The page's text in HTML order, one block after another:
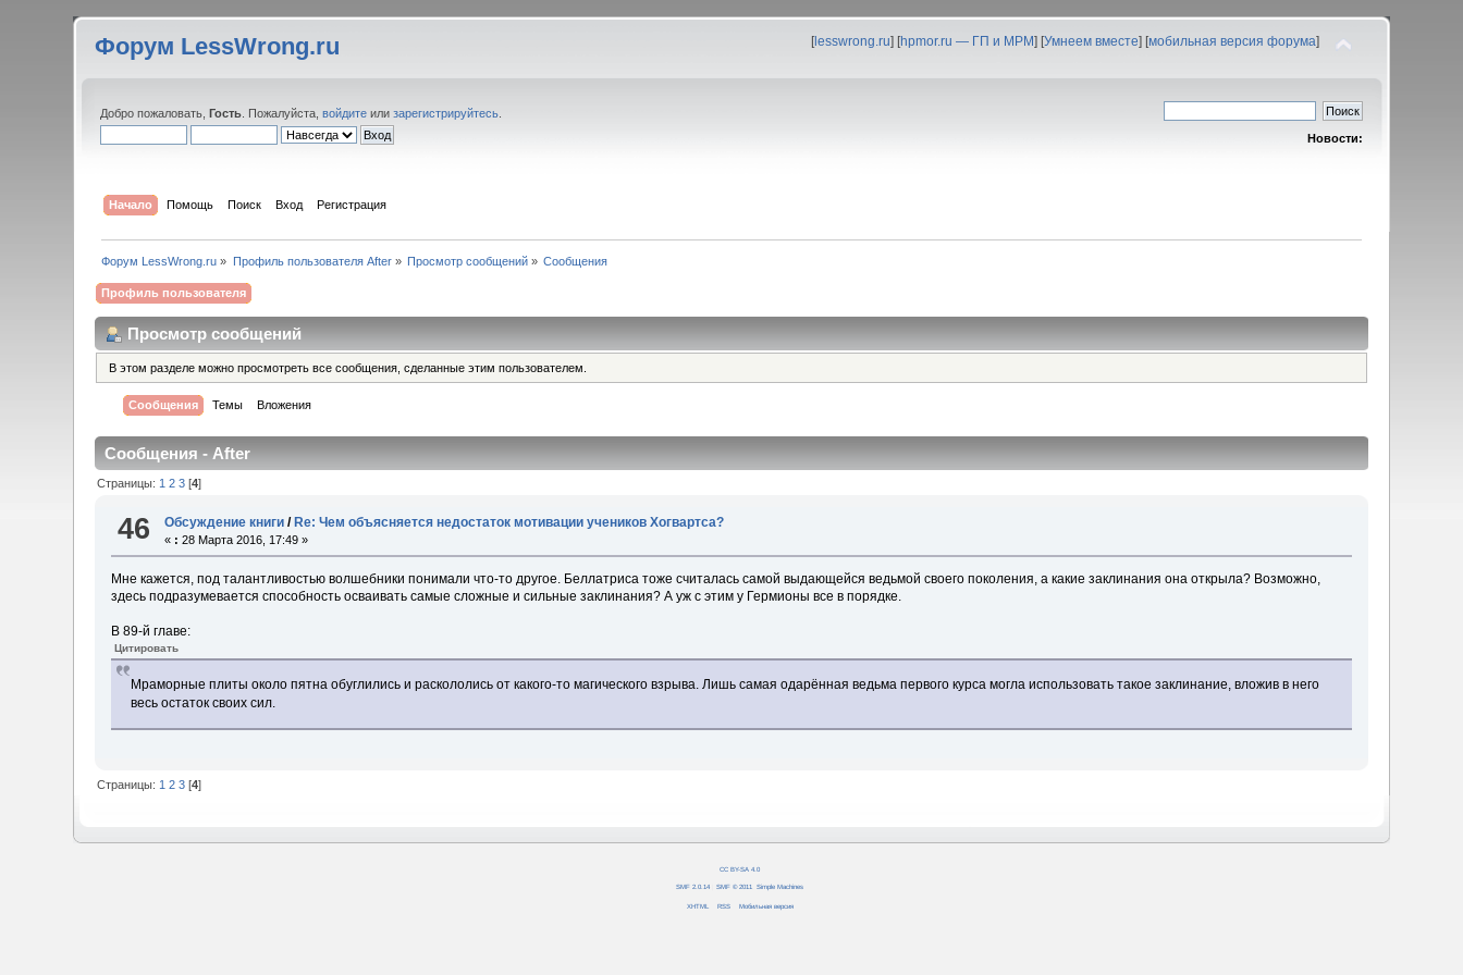
Форум LessWrong.ru [lesswrong.ru] [hpmor.ru — ГП и МРМ] [Умнеем вместе] [мобильная версия форума]
Добро пожаловать,Гость . Пожалуйста,войдите илизарегистрируйтесь
Новости:
Начало Помощь Поиск Вход Регистрация
Форум LessWrong.ru » Профиль пользователя After» Просмотр сообщений » Сообщения
Профиль пользователя
Просмотр сообщений
В этом разделе можно просмотреть все сообщения, сделанные этим пользователем.
Сообщения Темы Вложения
Сообщения - After
Страницы: 1 2 3 [4]
46 Обсуждение книги / Re: Чем объясняется недостаток мотивации учеников Хогвартса?
« : 28 Марта 2016, 17:49 »
Мне кажется, под талантливостью волшебники понимали что-то другое. Беллатриса тоже считалась самой выдающейся ведьмой своего поколения, а какие заклинания она открыла? Возможно,
здесь подразумевается способность осваивать самые сложные и сильные заклинания? А уж с этим у Гермионы все в порядке.
В 89-й главе:
Цитировать
Мраморные плиты около пятна обуглились и раскололись от какого-то магического взрыва. Лишь самая одарённая ведьма первого курса могла использовать такое заклинание, вложив в него
весь остаток своих сил.
Страницы: 1 2 3 [4]
CC BY-SA 4.0
SMF 2.0.14 SMF © 2011 Simple Machines
XHTML RSS Мобильная версия